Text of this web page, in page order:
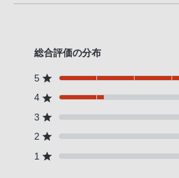
総合評価の分布
5
4
3
2
1